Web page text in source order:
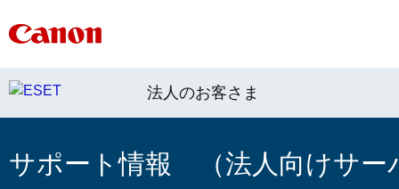
法人のお客さま
サポート情報 （法人向けサー